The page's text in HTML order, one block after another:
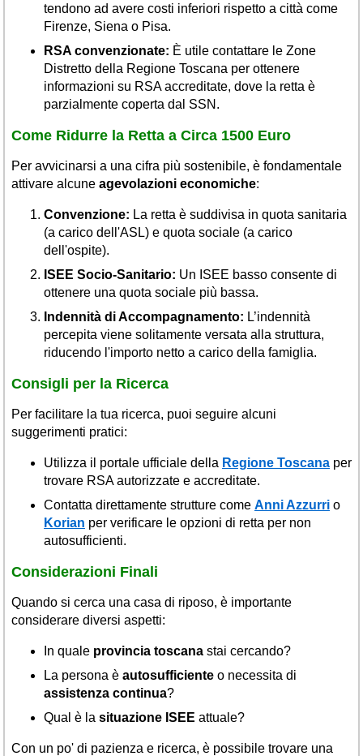
tendono ad avere costi inferiori rispetto a città come
Firenze, Siena o Pisa.
RSA convenzionate: È utile contattare le Zone
Distretto della Regione Toscana per ottenere
informazioni su RSA accreditate, dove la retta è
parzialmente coperta dal SSN.
Come Ridurre la Retta a Circa 1500 Euro
Per avvicinarsi a una cifra più sostenibile, è fondamentale
attivare alcune agevolazioni economiche:
Convenzione: La retta è suddivisa in quota sanitaria
(a carico dell'ASL) e quota sociale (a carico
dell'ospite).
ISEE Socio-Sanitario: Un ISEE basso consente di
ottenere una quota sociale più bassa.
Indennità di Accompagnamento: L’indennità
percepita viene solitamente versata alla struttura,
riducendo l'importo netto a carico della famiglia.
Consigli per la Ricerca
Per facilitare la tua ricerca, puoi seguire alcuni
suggerimenti pratici:
Utilizza il portale ufficiale della Regione Toscana per
trovare RSA autorizzate e accreditate.
Contatta direttamente strutture come Anni Azzurri o
Korian per verificare le opzioni di retta per non
autosufficienti.
Considerazioni Finali
Quando si cerca una casa di riposo, è importante
considerare diversi aspetti:
In quale provincia toscana stai cercando?
La persona è autosufficiente o necessita di
assistenza continua?
Qual è la situazione ISEE attuale?
Con un po' di pazienza e ricerca, è possibile trovare una